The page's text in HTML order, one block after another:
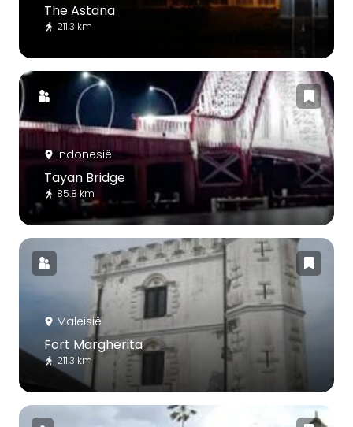
The Astana
211.3 km
Indonesië
Tayan Bridge
85.8 km
Maleisië
Fort Margherita
211.3 km